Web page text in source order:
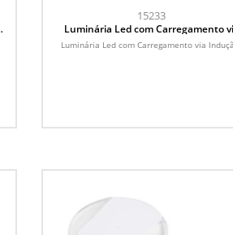
15233
Luminária Led com Carregamento
Indução
Luminária Led com Carregamento via